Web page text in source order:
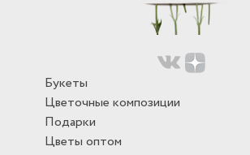
Букеты
Цветочные композиции
Подарки
Цветы оптом